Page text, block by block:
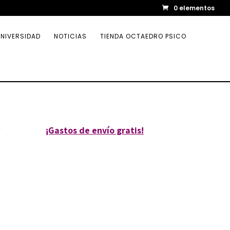
0 elementos
NOTICIAS TIENDA OCTAEDRO PSICO
¡Gastos de envío gratis!